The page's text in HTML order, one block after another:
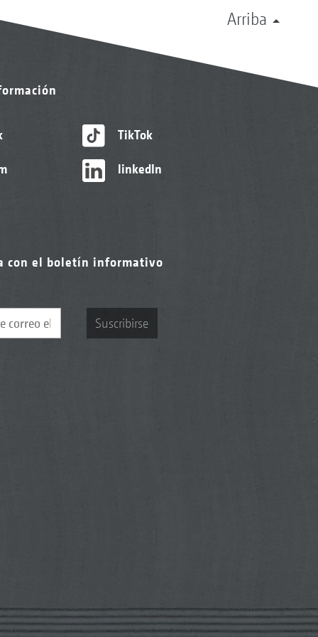
Arriba
TikTok
linkedIn
con el boletín informativo
Suscribirse